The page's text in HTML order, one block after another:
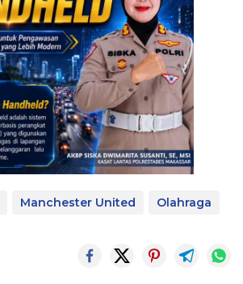
Manchester United Olahraga